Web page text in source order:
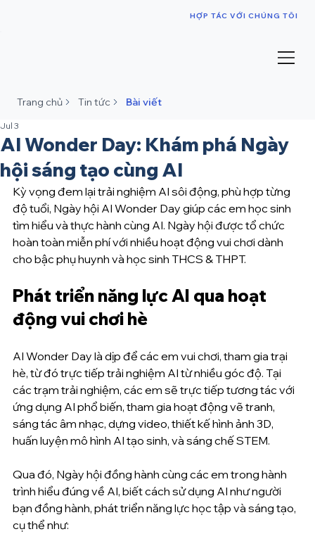
HỢP TÁC VỚI CHÚNG TÔI
Trang chủ Tin tức Bài viết
AI Wonder Day: Khám phá Ngày
hội sáng tạo cùng AI
Jul 3
Kỳ vọng đem lại trải nghiệm AI sôi động, phù hợp từng
độ tuổi, Ngày hội AI Wonder Day giúp các em học sinh
tìm hiểu và thực hành cùng AI. Ngày hội được tổ chức
hoàn toàn miễn phí với nhiều hoạt động vui chơi dành
cho bậc phụ huynh và học sinh THCS & THPT.
Phát triển năng lực AI qua hoạt
động vui chơi hè
AI Wonder Day là dịp để các em vui chơi, tham gia trại
hè, từ đó trực tiếp trải nghiệm AI từ nhiều góc độ. Tại
các trạm trải nghiệm, các em sẽ trực tiếp tương tác với
ứng dụng AI phổ biến, tham gia hoạt động vẽ tranh,
sáng tác âm nhạc, dựng video, thiết kế hình ảnh 3D,
huấn luyện mô hình AI tạo sinh, và sáng chế STEM.
Qua đó, Ngày hội đồng hành cùng các em trong hành
trình hiểu đúng về AI, biết cách sử dụng AI như người
bạn đồng hành, phát triển năng lực học tập và sáng tạo,
cụ thể như: